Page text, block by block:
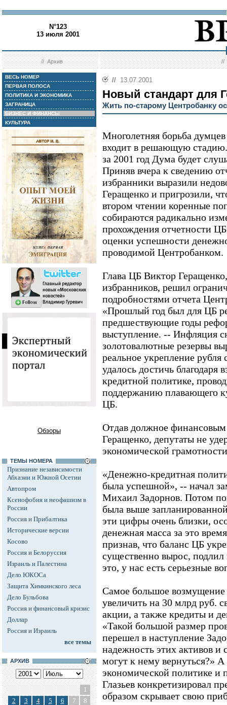
N°123
13 июля 2001
//Архив //
ВЕСЬ НОМЕР
ПЕРВАЯ ПОЛОСА
ПОЛИТИКА И ЭКОНОМИКА
ЗАГРАНИЦА
БИЗНЕС И ФИНАНСЫ
КУЛЬТУРА
Обзоры
ТЕМЫ НОМЕРА
Признание независимости
Абхазии и Южной Осетии
Автопром
Ксенофобия и неофашизм в
России
Россия и Прибалтика
Исторические версии
Косово
Россия и Белоруссия
Израиль и Палестина
Дело ЮКОСа
Защита Химкинского леса
Дело Бульбова
Россия и финансовый кризис
Доллар
Россия и Израиль
все темы
АРХИВ
1
2
3 4 5 6 7
8
// 13.07.2001
Новый стандарт для
Жить по-старому Центробанку
Многолетняя борьба
входит в решающую
за 2001 год Дума будет
Приняв вчера к сведению
избранники выразили
Геращенко и пригрозили,
втором чтении коренные
собираются радикально
прохождения отчетности
оценки успешности
проводимой Центробанком.
Глава ЦБ Виктор
избранников, решил
подробностями отчета
«Прошлый год был для ЦБ
предшествующие годы
выступление. -- Инфляция
золотовалютные резервы
реальное укрепление рубля
удалось достичь благодаря
кредитной политике,
поддержанию плавающего
ЦБ.
Отдав должное финансовым
Геращенко, депутаты не
экономической
«Денежно-кредитная
была успешной», -- начал
Михаил Задорнов. Потом
была выше
эти цифры очень близки,
денежная масса за это
признав, что баланс ЦБ
существенно вырос,
это, у нас есть серьезные
Самое большое
увеличить на 30 млрд руб.
акции, а также кредиты и
«Такой большой размер
перешел в наступление
надежность этих активов и
могут к нему вернуться?» А
экономической политике и
Глазьев конкретизировал
образом скрывает свою